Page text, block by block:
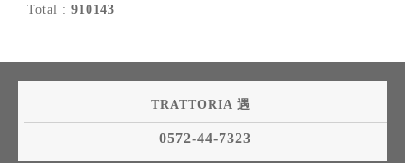
Total : 910143
TRATTORIA 遇
0572-44-7323